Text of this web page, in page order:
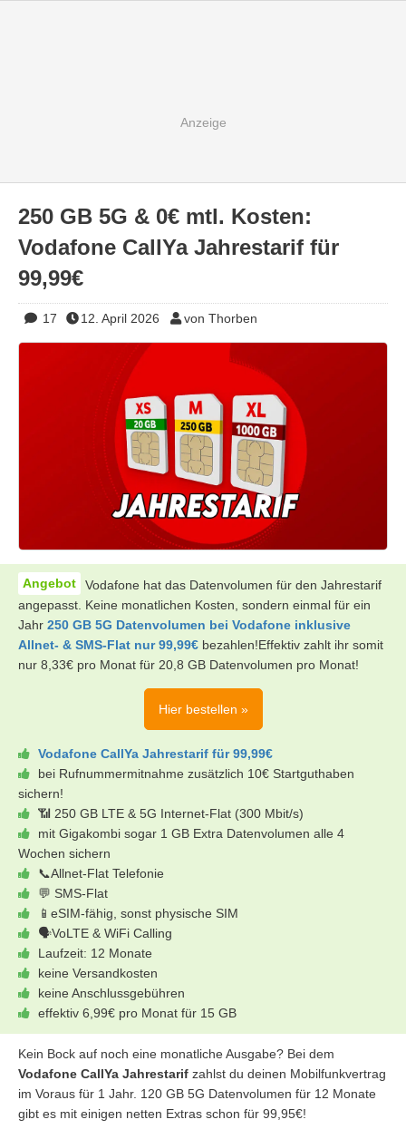
250 GB 5G & 0€ mtl. Kosten:
Vodafone CallYa Jahrestarif für
99,99€
17 12. April 2026 von Thorben
Vodafone hat das Datenvolumen für den Jahrestarif
angepasst. Keine monatlichen Kosten, sondern einmal für ein
Jahr 250 GB 5G Datenvolumen bei Vodafone inklusive
Allnet- & SMS-Flat nur 99,99€ bezahlen!Effektiv zahlt ihr somit
nur 8,33€ pro Monat für 20,8 GB Datenvolumen pro Monat!
Hier bestellen »
Vodafone CallYa Jahrestarif für 99,99€
bei Rufnummermitnahme zusätzlich 10€ Startguthaben
sichern!
📶 250 GB LTE & 5G Internet-Flat (300 Mbit/s)
mit Gigakombi sogar 1 GB Extra Datenvolumen alle 4
Wochen sichern
📞Allnet-Flat Telefonie
💬 SMS-Flat
📱eSIM-fähig, sonst physische SIM
🗣VoLTE & WiFi Calling
Laufzeit: 12 Monate
keine Versandkosten
keine Anschlussgebühren
effektiv 6,99€ pro Monat für 15 GB
Kein Bock auf noch eine monatliche Ausgabe? Bei dem
Vodafone CallYa Jahrestarif zahlst du deinen Mobilfunkvertrag
im Voraus für 1 Jahr. 120 GB 5G Datenvolumen für 12 Monate
gibt es mit einigen netten Extras schon für 99,95€!